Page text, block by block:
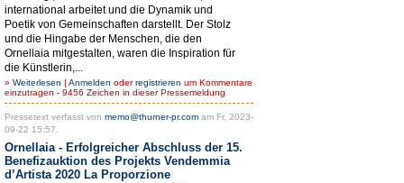
international arbeitet und die Dynamik und
Poetik von Gemeinschaften darstellt. Der Stolz
und die Hingabe der Menschen, die den
Ornellaia mitgestalten, waren die Inspiration für
die Künstlerin,...
» Weiterlesen | Anmelden oderregistrieren um Kommentare
einzutragen - 9456 Zeichen in dieser Pressemeldung
Pressetext verfasst von memo@thurner-pr.com am Fr, 2023-
09-22 15:57.
Ornellaia - Erfolgreicher Abschluss der 15.
Benefizauktion des Projekts Vendemmia
d’Artista 2020 La Proporzione